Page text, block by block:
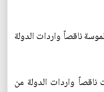
ناقصاً واردات الدولة
واردات الدولة من